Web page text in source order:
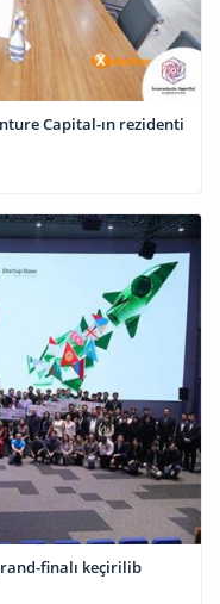
Capital-ın rezidenti
finalı keçirilib